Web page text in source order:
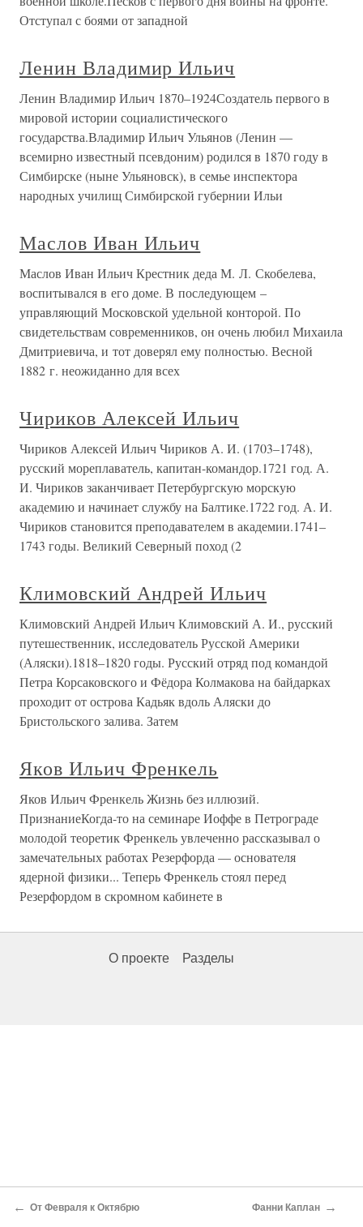
Отступал с боями от западной
Ленин Владимир Ильич
Ленин Владимир Ильич 1870–1924Создатель первого в
мировой истории социалистического
государства.Владимир Ильич Ульянов (Ленин —
всемирно известный псевдоним) родился в 1870 году в
Симбирске (ныне Ульяновск), в семье инспектора
народных училищ Симбирской губернии Ильи
Маслов Иван Ильич
Маслов Иван Ильич Крестник деда М. Л. Скобелева,
воспитывался в его доме. В последующем –
управляющий Московской удельной конторой. По
свидетельствам современников, он очень любил Михаила
Дмитриевича, и тот доверял ему полностью. Весной
1882 г. неожиданно для всех
Чириков Алексей Ильич
Чириков Алексей Ильич Чириков А. И. (1703–1748),
русский мореплаватель, капитан-командор.1721 год. А.
И. Чириков заканчивает Петербургскую морскую
академию и начинает службу на Балтике.1722 год. А. И.
Чириков становится преподавателем в академии.1741–
1743 годы. Великий Северный поход (2
Климовский Андрей Ильич
Климовский Андрей Ильич Климовский А. И., русский
путешественник, исследователь Русской Америки
(Аляски).1818–1820 годы. Русский отряд под командой
Петра Корсаковского и Фёдора Колмакова на байдарках
проходит от острова Кадьяк вдоль Аляски до
Бристольского залива. Затем
Яков Ильич Френкель
Яков Ильич Френкель Жизнь без иллюзий.
ПризнаниеКогда-то на семинаре Иоффе в Петрограде
молодой теоретик Френкель увлеченно рассказывал о
замечательных работах Резерфорда — основателя
ядерной физики... Теперь Френкель стоял перед
Резерфордом в скромном кабинете в
О проекте Разделы
← От Февраля к Октябрю Фанни Каплан →